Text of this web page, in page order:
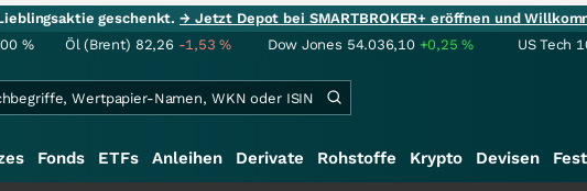
geschenkt.→ Jetzt Depot bei SMARTBROKER+ eröffnen und
% Öl (Brent) 82,26 -1,53% Dow Jones 54.036,10 +0,25% US Tech
Fonds ETFs Anleihen Derivate Rohstoffe Krypto Devisen